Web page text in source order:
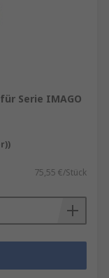
Serie IMAGO
75,55 €/Stück